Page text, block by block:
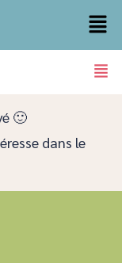
🙂
dans le